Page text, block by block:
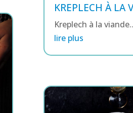
KREPLECH À LA
Kreplech à la
lire plus